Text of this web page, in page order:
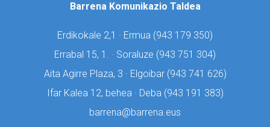
Barrena Komunikazio Taldea
Erdikokale 2,1 · Ermua (943 179 350)
Errabal 15, 1. · Soraluze (943 751 304)
Aita Agirre Plaza, 3 · Elgoibar (943 741 626)
Ifar Kalea 12, behea · Deba (943 191 383)
barrena@barrena.eus